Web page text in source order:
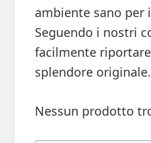
ambiente sano per
Seguendo i nostri
facilmente
splendore originale.
Nessun prodotto